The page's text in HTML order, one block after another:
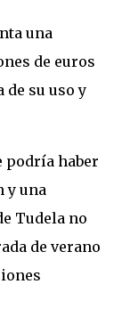
una
de euros
de su uso y
podría haber
y una
Tudela no
de verano